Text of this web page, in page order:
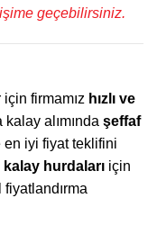
geçebilirsiniz.
firmamız hızlı ve
alımında şeffaf
en iyi fiyat teklifini
hurdaları için